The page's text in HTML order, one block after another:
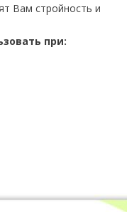
Вам стройность и
при: